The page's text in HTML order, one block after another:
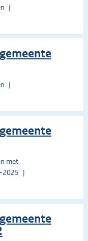
met
2025